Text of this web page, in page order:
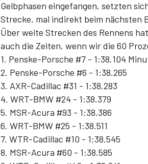
SPORTWAGEN
Gelbphasen eingefangen, setzten
Strecke, mal indirekt beim nächsten
Über weite Strecken des Rennens
auch die Zeiten, wenn wir die 60
1. Penske-Porsche #7 - 1:38.104
2. Penske-Porsche #6 - 1:38.265
3. AXR-Cadillac #31 - 1:38.283
4. WRT-BMW #24 - 1:38.379
5. MSR-Acura #93 - 1:38.386
6. WRT-BMW #25 - 1:38.511
7. WTR-Cadillac #10 - 1:38.545
8. MSR-Acura #60 - 1:38.585